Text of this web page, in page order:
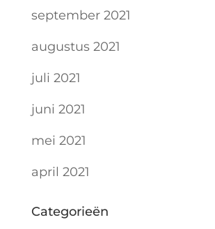
september 2021
augustus 2021
juli 2021
juni 2021
mei 2021
april 2021
Categorieën